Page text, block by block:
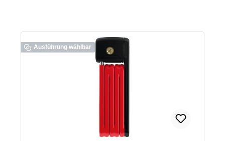
Ausführung wählbar